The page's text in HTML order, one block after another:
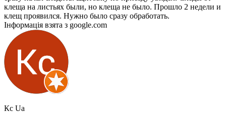
клеща на листьях были, но клеща не было. Прошло 2 недели и
клещ проявился. Нужно было сразу обработать.
Інформація взята з google.com
Кс Ua